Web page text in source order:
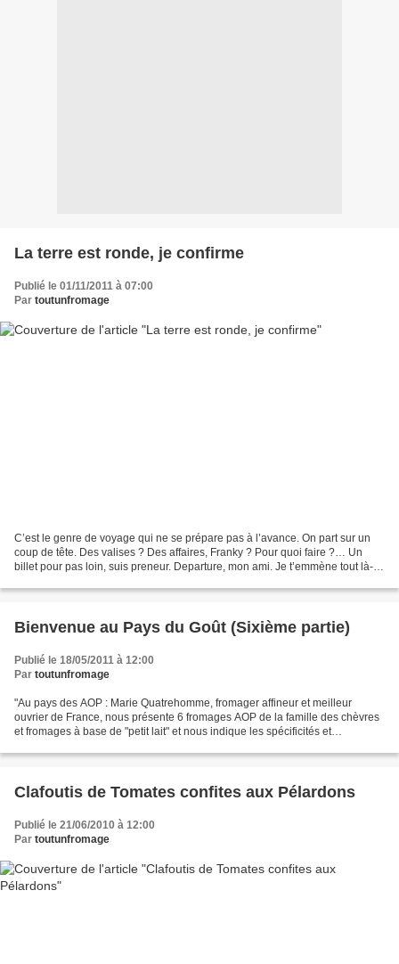
La terre est ronde, je confirme
Publié le 01/11/2011 à 07:00
Par toutunfromage
C’est le genre de voyage qui ne se prépare pas à l’avance. On part sur un
coup de tête. Des valises ? Des affaires, Franky ? Pour quoi faire ?… Un
billet pour pas loin, suis preneur. Departure, mon ami. Je t’emmène tout là-
Bienvenue au Pays du Goût (Sixième partie)
Publié le 18/05/2011 à 12:00
Par toutunfromage
"Au pays des AOP : Marie Quatrehomme, fromager affineur et meilleur
ouvrier de France, nous présente 6 fromages AOP de la famille des chèvres
et fromages à base de "petit lait" et nous indique les spécificités et
Clafoutis de Tomates confites aux Pélardons
Publié le 21/06/2010 à 12:00
Par toutunfromage